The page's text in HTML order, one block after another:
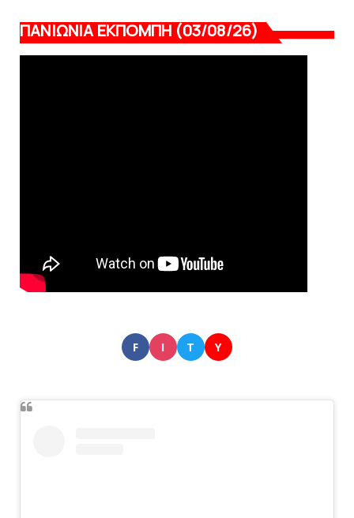
ΠΑΝΙΩΝΙΑ ΕΚΠΟΜΠΗ (03/08/26)
F I T Y